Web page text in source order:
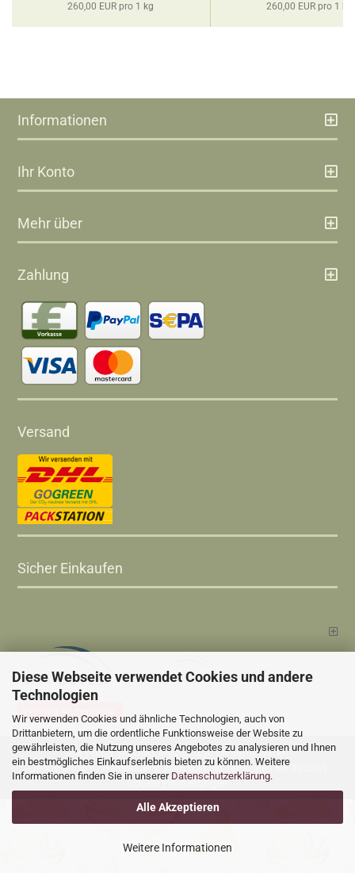
Diese Webseite verwendet Cookies und andere
Technologien
Wir verwenden Cookies und ähnliche Technologien, auch von
Drittanbietern, um die ordentliche Funktionsweise der Website zu
gewährleisten, die Nutzung unseres Angebotes zu analysieren und Ihnen
ein bestmögliches Einkaufserlebnis bieten zu können. Weitere
Informationen finden Sie in unserer Datenschutzerklärung.
Alle Akzeptieren
Weitere Informationen
260,00 EUR pro 1 kg 260,00 EUR pro 1 kg
Informationen
Ihr Konto
Mehr über
Zahlung
Versand
Sicher Einkaufen
Alle Preise sind inkl. MwSt., zzgl.Versandkosten
Online Shopby Gambio.de © 2025 Gambio Templates bei
Cookie Einstellungen